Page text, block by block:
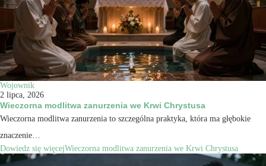
Wojownik
2 lipca, 2026
Wieczorna modlitwa zanurzenia we Krwi Chrystusa
Wieczorna modlitwa zanurzenia to szczególna praktyka, która ma głębokie
znaczenie…
Dowiedz się więcejWieczorna modlitwa zanurzenia we Krwi Chrystusa